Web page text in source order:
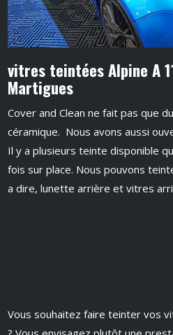
vitres teintées Alpine A
Martigues
Cover and Clean ne fait pas que
céramique. Nous avons aussi
Il y a plusieurs teinte disponible
fois sur place. Nous pouvons
a dire, lunette arrière et vitres
Vous souhaitez faire teinter vos